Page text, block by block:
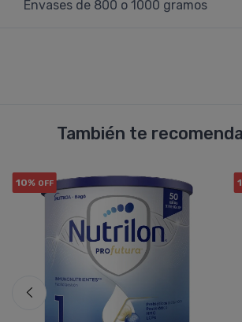
Envases de 800 o 1000 gramos
También te
10% OFF